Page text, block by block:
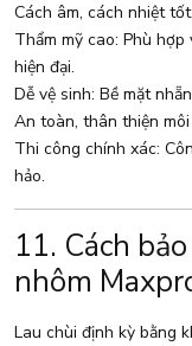
Cách âm, cách nhiệt
Thẩm mỹ cao: Phù
hiện đại.
Dễ vệ sinh: Bề mặt
An toàn, thân thiện
Thi công chính xác:
hảo.
11. Cách
nhôm
Lau chùi định kỳ bằng